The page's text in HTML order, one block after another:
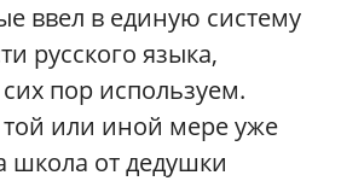
ввел в единую систему
русского языка,
пор используем.
или иной мере уже
школа от дедушки